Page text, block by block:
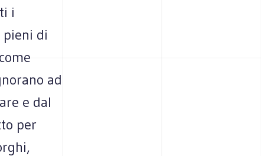
i
di
ad
e dal
per